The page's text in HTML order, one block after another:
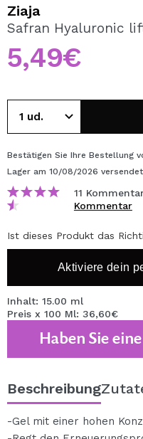
Durch die Erstellung
können Sie Ihre Einkäufe
Ziaja
Safran Hyaluronic
5,49€
Bestätigen Sie Ihre Bestellung
Lager am 10/08/2026
11
Kommentar
Ist dieses Produkt das
Aktiviere dein
Inhalt: 15.00 ml
Preis x 100 Ml: 36,60€
Haben Sie
Beschreibung
-Gel mit einer hohen